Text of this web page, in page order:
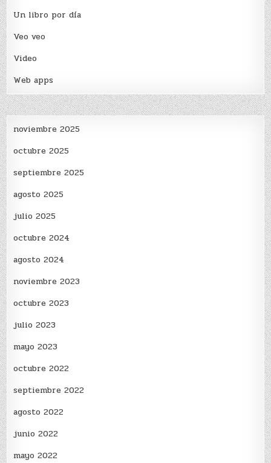
Un libro por día
Veo veo
Video
Web apps
noviembre 2025
octubre 2025
septiembre 2025
agosto 2025
julio 2025
octubre 2024
agosto 2024
noviembre 2023
octubre 2023
julio 2023
mayo 2023
octubre 2022
septiembre 2022
agosto 2022
junio 2022
mayo 2022